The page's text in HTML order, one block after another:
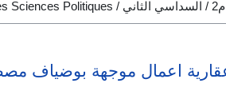
اعمال موجهة بوضياف مصطفى